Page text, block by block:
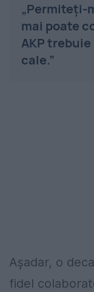
„Permiteți-
mai poate
AKP
cale.”
Așadar, o
fidel